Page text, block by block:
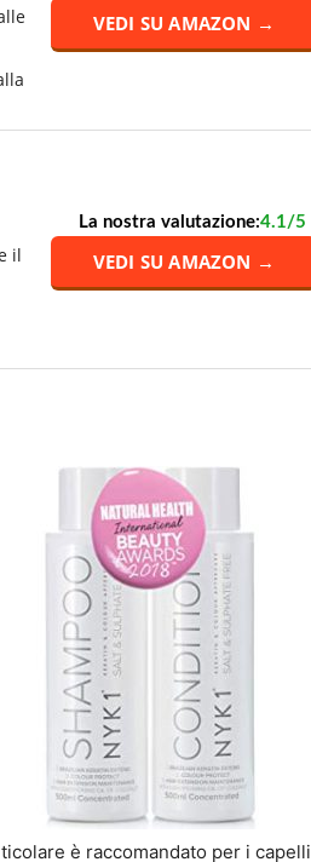
VEDI SU AMAZON →
il
La nostra valutazione:4.1/5
VEDI SU AMAZON →
è raccomandato per i capelli